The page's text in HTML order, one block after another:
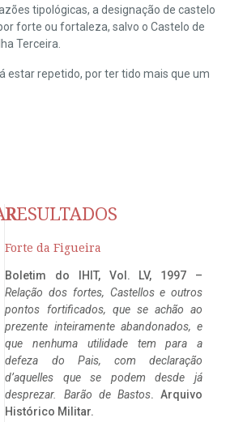
tipológicas, a designação de castelo
forte ou fortaleza, salvo o Castelo de
Terceira.
estar repetido, por ter tido mais que um
RESULTADOS
Forte da Figueira
Boletim do IHIT, Vol. LV, 1997 –
Relação dos fortes, Castellos e outros
pontos fortificados, que se achão ao
prezente inteiramente abandonados, e
que nenhuma utilidade tem para a
defeza do Pais, com declaração
d’aquelles que se podem desde já
desprezar. Barão de Bastos. Arquivo
Histórico Militar.